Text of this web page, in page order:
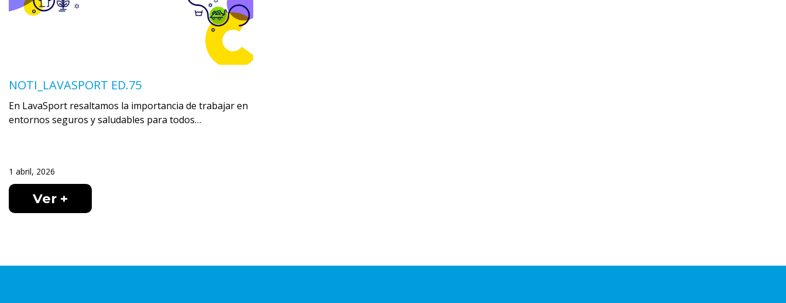
NOTI_LAVASPORT ED.75
En LavaSport resaltamos la importancia de trabajar en
entornos seguros y saludables para todos…
1 abril, 2026
Ver +